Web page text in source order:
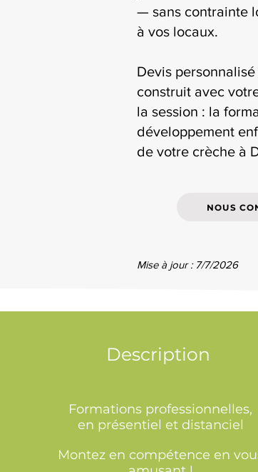
— sans contrainte
à vos locaux.
Devis
construit avec
la session : la
développement
de votre crèche à
NOUS
Mise à jour : 7/7/2026
Description
Formations professionnelles,
en présentiel et distanciel
Montez en compétence en